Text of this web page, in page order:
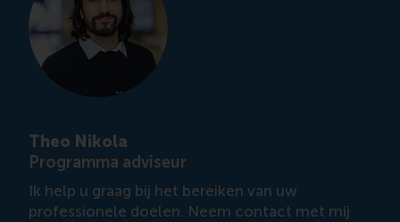
Theo Nikola
Programma adviseur
Ik help u graag bij het bereiken van uw
professionele doelen. Neem contact met mij